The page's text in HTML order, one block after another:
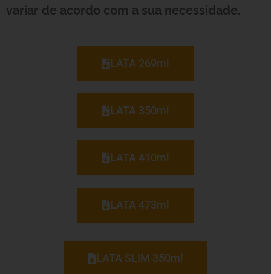
variar de acordo com a sua necessidade.
LATA 269ml
LATA 350ml
LATA 410ml
LATA 473ml
LATA SLIM 350ml